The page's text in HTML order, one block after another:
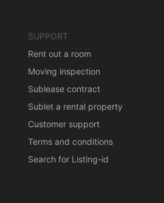
SUPPORT
Rent out a room
Moving inspection
Sublease contract
Sublet a rental property
Customer support
Terms and conditions
Search for Listing-id